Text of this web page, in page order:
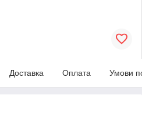
Доставка Оплата Умови